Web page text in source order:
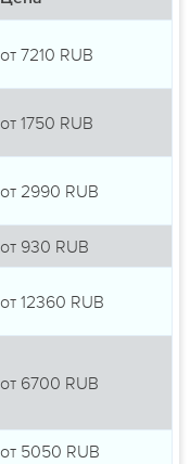
от 7210 RUB
от 1750 RUB
от 2990 RUB
от 930 RUB
от 12360 RUB
от 6700 RUB
от 5050 RUB